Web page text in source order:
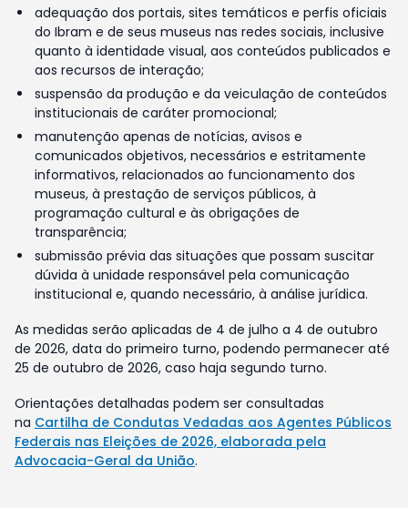
adequação dos portais, sites temáticos e perfis oficiais
do Ibram e de seus museus nas redes sociais, inclusive
quanto à identidade visual, aos conteúdos publicados e
aos recursos de interação;
suspensão da produção e da veiculação de conteúdos
institucionais de caráter promocional;
manutenção apenas de notícias, avisos e
comunicados objetivos, necessários e estritamente
informativos, relacionados ao funcionamento dos
museus, à prestação de serviços públicos, à
programação cultural e às obrigações de
transparência;
submissão prévia das situações que possam suscitar
dúvida à unidade responsável pela comunicação
institucional e, quando necessário, à análise jurídica.
As medidas serão aplicadas de 4 de julho a 4 de outubro
de 2026, data do primeiro turno, podendo permanecer até
25 de outubro de 2026, caso haja segundo turno.
Orientações detalhadas podem ser consultadas
na Cartilha de Condutas Vedadas aos Agentes Públicos
Federais nas Eleições de 2026, elaborada pela
Advocacia-Geral da União.